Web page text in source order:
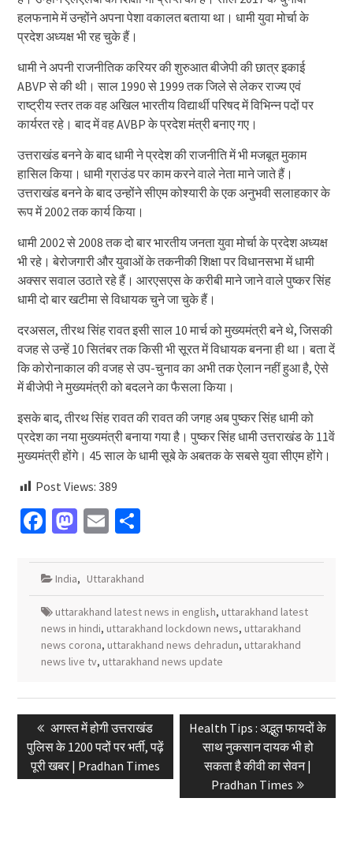
हलफनामे में उन्होंने अपना पेशा वकालत बताया था। धामी युवा मोर्चा के
प्रदेश अध्यक्ष भी रह चुके हैं।
धामी ने अपनी राजनीतिक करियर की शुरुआत बीजेपी की छात्र इकाई
ABVP से की थी। साल 1990 से 1999 तक जिले से लेकर राज्य एवं
राष्ट्रीय स्तर तक वह अखिल भारतीय विद्यार्थी परिषद में विभिन्न पदों पर
कार्यरत रहे। बाद में वह AVBP के प्रदेश मंत्री बनाए गए।
उत्तराखंड बनने के बाद धामी ने प्रदेश की राजनीति में भी मजबूत मुकाम
हासिल किया। धामी ग्राउंड पर काम करने वाले नेता माने जाते हैं।
उत्तराखंड बनने के बाद उन्होंने सीएम कोश्यारी के एक अनुभवी सलाहकार के
रूप में 2002 तक कार्य किया।
धामी 2002 से 2008 तक दो बार भारतीय जनता युवा मोर्चा के प्रदेश अध्यक्ष
भी रहे। बेरोजगारी और युवाओं के तकनीकी शिक्षा पर विधानसभा में धामी
अक्सर सवाल उठाते रहे हैं। आरएसएस के करीबी माने जाने वाले पुष्कर सिंह
धामी दो बार खटीमा से विधायक चुने जा चुके हैं।
दरअसल, तीरथ सिंह रावत इसी साल 10 मार्च को मुख्यमंत्री बने थे, जिसकी
वजह से उन्हें 10 सितंबर तक किसी भी सूरत में विधायक बनना ही था। बता दें
कि कोरोनाकाल की वजह से उप-चुनाव का अभी तक ऐलान नहीं हुआ है, ऐसे
में बीजेपी ने मुख्यमंत्री को बदलने का फैसला किया।
इसके बाद, तीरथ सिंह रावत की रावत की जगह अब पुष्कर सिंह धामी को
प्रदेश का नया मुख्यमंत्री बनाया गया है। पुष्कर सिंह धामी उत्तराखंड के 11वें
मुख्यमंत्री होंगे। 45 साल के धामी सूबे के अबतक के सबसे युवा सीएम होंगे।
Post Views: 389
Facebook
Mastodon
EmailShare
India, Uttarakhand
uttarakhand latest news in english, uttarakhand latest
news in hindi, uttarakhand lockdown news, uttarakhand
news corona, uttarakhand news dehradun, uttarakhand
news live tv, uttarakhand news update
navigation
Previous
post:
अगस्त में होगी उत्तराखंड
पुलिस के 1200 पदों पर भर्ती, पढ़ें
पूरी खबर | Pradhan Times
Next
post:
Health Tips : अद्भुत फायदों के
साथ नुकसान दायक भी हो
सकता है कीवी का सेवन |
Pradhan Times